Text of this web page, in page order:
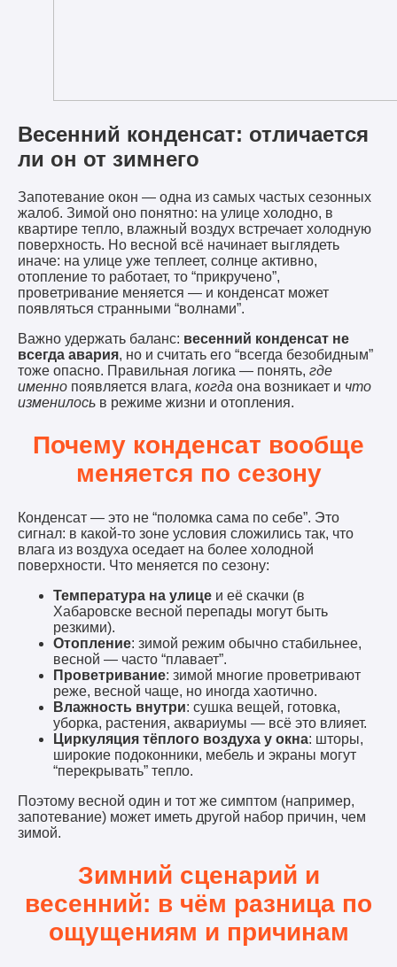
Весенний конденсат: отличается
ли он от зимнего
Запотевание окон — одна из самых частых сезонных
жалоб. Зимой оно понятно: на улице холодно, в
квартире тепло, влажный воздух встречает холодную
поверхность. Но весной всё начинает выглядеть
иначе: на улице уже теплеет, солнце активно,
отопление то работает, то “прикручено”,
проветривание меняется — и конденсат может
появляться странными “волнами”.
Важно удержать баланс: весенний конденсат не
всегда авария, но и считать его “всегда безобидным”
тоже опасно. Правильная логика — понять, где
именно появляется влага, когда она возникает и что
изменилось в режиме жизни и отопления.
Почему конденсат вообще
меняется по сезону
Конденсат — это не “поломка сама по себе”. Это
сигнал: в какой-то зоне условия сложились так, что
влага из воздуха оседает на более холодной
поверхности. Что меняется по сезону:
Температура на улице и её скачки (в
Хабаровске весной перепады могут быть
резкими).
Отопление: зимой режим обычно стабильнее,
весной — часто “плавает”.
Проветривание: зимой многие проветривают
реже, весной чаще, но иногда хаотично.
Влажность внутри: сушка вещей, готовка,
уборка, растения, аквариумы — всё это влияет.
Циркуляция тёплого воздуха у окна: шторы,
широкие подоконники, мебель и экраны могут
“перекрывать” тепло.
Поэтому весной один и тот же симптом (например,
запотевание) может иметь другой набор причин, чем
зимой.
Зимний сценарий и
весенний: в чём разница по
ощущениям и причинам